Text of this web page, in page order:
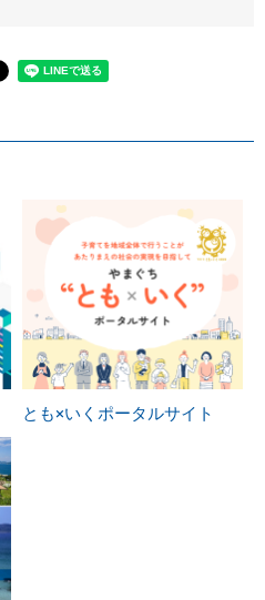
とも×いくポータルサイト